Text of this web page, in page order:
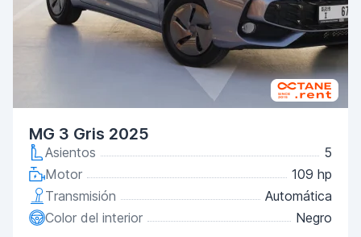
MG 3 Gris 2025
Asientos
5
Motor
109 hp
Transmisión
Automática
Color del interior
Negro